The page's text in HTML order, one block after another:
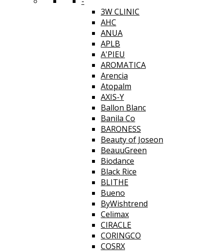
3W CLINIC
AHC
ANUA
APLB
A'PIEU
AROMATICA
Arencia
Atopalm
AXIS-Y
Ballon Blanc
Banila Co
BARONESS
Beauty of Joseon
BeauuGreen
Biodance
Black Rice
BLITHE
Bueno
ByWishtrend
Celimax
CIRACLE
CORINGCO
COSRX